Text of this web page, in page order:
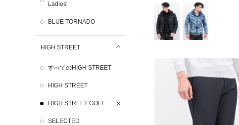
Ladies'
BLUE TORNADO
HIGH STREET
すべてのHIGH STREET
HIGH STREET
HIGH STREET GOLF
SELECTED